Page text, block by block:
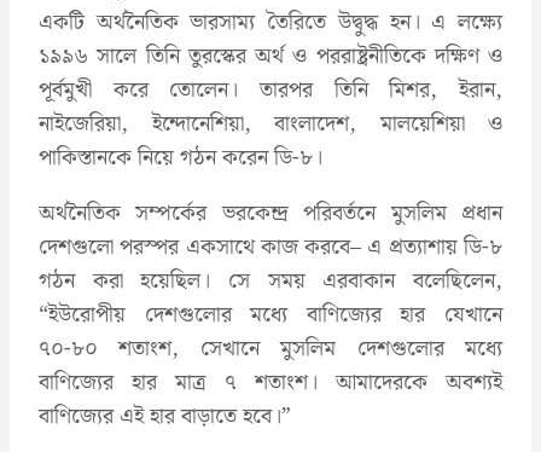
একটি অর্থনৈতিক ভারসাম্য তৈরিতে উদ্বুদ্ধ হন। এ লক্ষ্যে
১৯৯৬ সালে তিনি তুরস্কের অর্থ ও পররাষ্ট্রনীতিকে দক্ষিণ ও
পূর্বমুখী করে তোলেন। তারপর তিনি মিশর, ইরান,
নাইজেরিয়া, ইন্দোনেশিয়া, বাংলাদেশ, মালয়েশিয়া ও
পাকিস্তানকে নিয়ে গঠন করেন ডি-৮।
অর্থনৈতিক সম্পর্কের ভরকেন্দ্র পরিবর্তনে মুসলিম প্রধান
দেশগুলো পরস্পর একসাথে কাজ করবে– এ প্রত্যাশায় ডি-৮
গঠন করা হয়েছিল। সে সময় এরবাকান বলেছিলেন,
“ইউরোপীয় দেশগুলোর মধ্যে বাণিজ্যের হার যেখানে
৭০-৮০ শতাংশ, সেখানে মুসলিম দেশগুলোর মধ্যে
বাণিজ্যের হার মাত্র ৭ শতাংশ। আমাদেরকে অবশ্যই
বাণিজ্যের এই হার বাড়াতে হবে।”